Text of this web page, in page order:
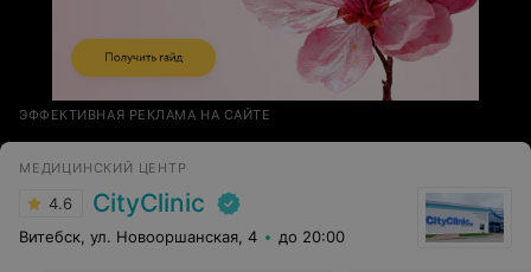
ЭФФЕКТИВНАЯ РЕКЛАМА НА САЙТЕ
МЕДИЦИНСКИЙ ЦЕНТР
4.6 CityClinic
Витебск, ул. Новооршанская, 4 до 20:00